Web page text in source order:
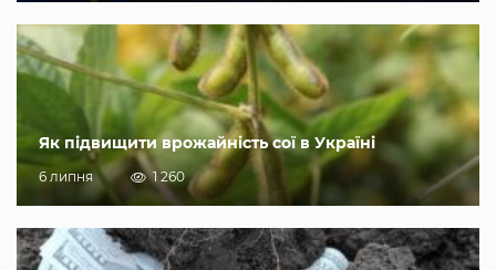
Як підвищити врожайність сої в Україні
6 липня 1 260